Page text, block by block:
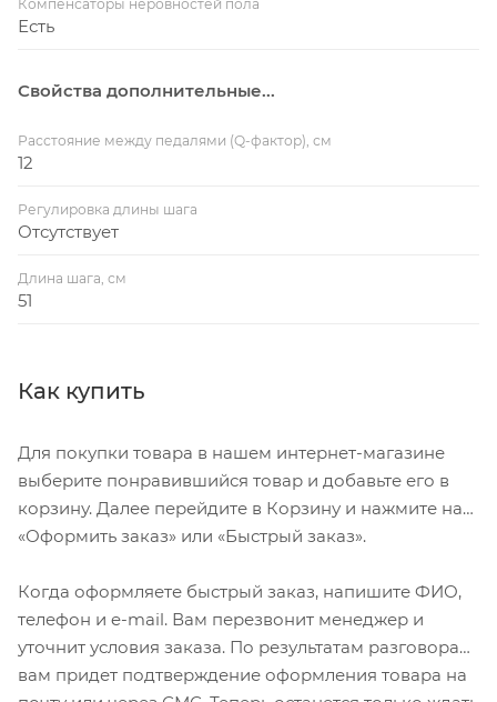
Компенсаторы неровностей пола
Есть
Свойства дополнительные...
Расстояние между педалями (Q-фактор), см
12
Регулировка длины шага
Отсутствует
Длина шага, см
51
Как купить
Для покупки товара в нашем интернет-магазине
выберите понравившийся товар и добавьте его в
корзину. Далее перейдите в Корзину и нажмите на
«Оформить заказ» или «Быстрый заказ».
Когда оформляете быстрый заказ, напишите ФИО,
телефон и e-mail. Вам перезвонит менеджер и
уточнит условия заказа. По результатам разговора
вам придет подтверждение оформления товара на